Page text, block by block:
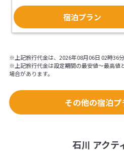
宿泊プラン
※上記旅行代金は、2026年08月06日 02時36分
※上記旅行代金は設定期間の最安値～最高値
場合があります。
その他の宿泊
石川 アクテ